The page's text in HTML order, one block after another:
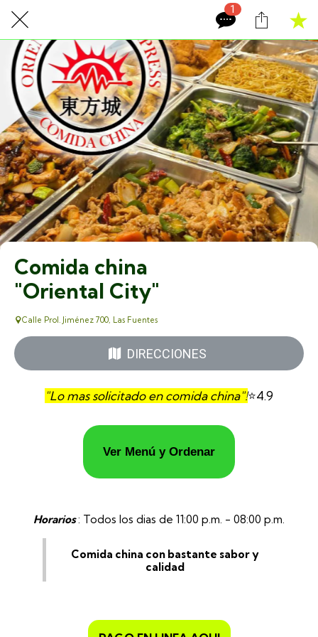
1
Comida china
"Oriental City"
Calle Prol. Jiménez 700, Las Fuentes
DIRECCIONES
"Lo mas solicitado en comida china"!⭐4.9
Ver Menú y Ordenar
Horarios: Todos los dias de 11:00 p.m. - 08:00 p.m.
Comida china con bastante sabor y
calidad